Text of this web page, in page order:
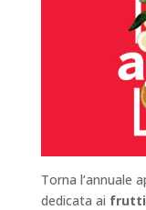
Torna l’annuale
dedicata ai frutti